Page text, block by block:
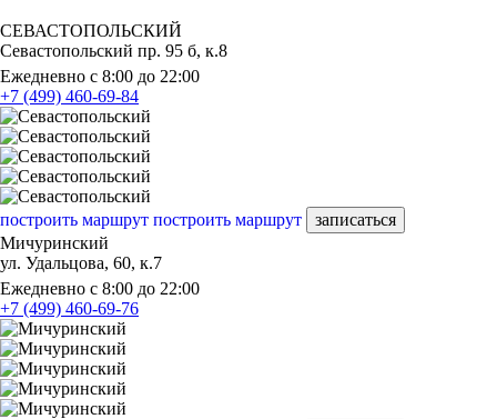
СЕВАСТОПОЛЬСКИЙ
Севастопольский пр. 95 б, к.8
Ежедневно с 8:00 до 22:00
+7 (499) 460-69-84
построить маршрут построить маршрут
записаться
Мичуринский
ул. Удальцова, 60, к.7
Ежедневно с 8:00 до 22:00
+7 (499) 460-69-76